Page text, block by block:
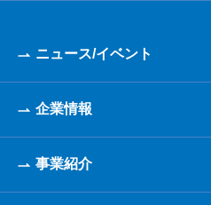
ニュース/イベント
企業情報
事業紹介